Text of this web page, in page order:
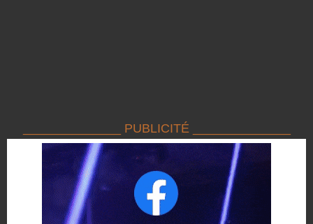
______________ PUBLICITÉ ______________